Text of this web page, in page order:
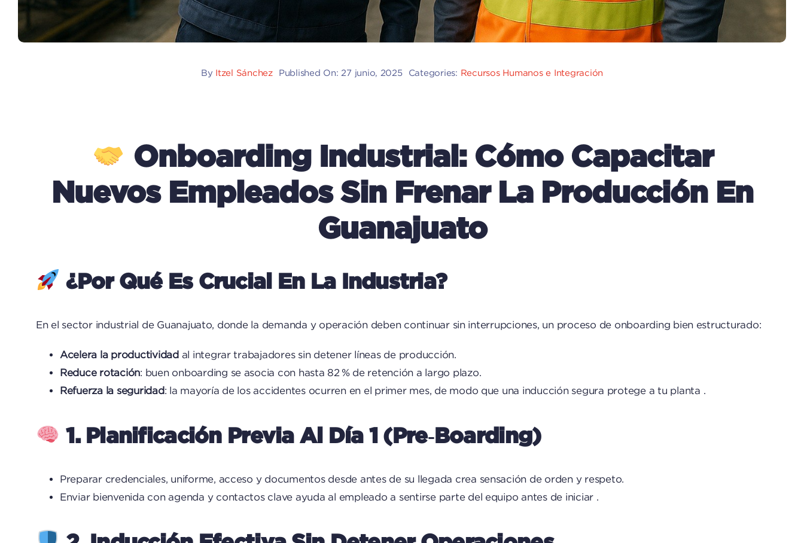
By Itzel Sánchez Published On: 27 junio, 2025 Categories: Recursos Humanos e Integración
Onboarding Industrial: Cómo Capacitar
Nuevos Empleados Sin Frenar La Producción En
Guanajuato
¿Por Qué Es Crucial En La Industria?
En el sector industrial de Guanajuato, donde la demanda y operación deben continuar sin interrupciones, un proceso de onboarding bien estructurado:
Acelera la productividad al integrar trabajadores sin detener líneas de producción.
Reduce rotación: buen onboarding se asocia con hasta 82 % de retención a largo plazo.
Refuerza la seguridad: la mayoría de los accidentes ocurren en el primer mes, de modo que una inducción segura protege a tu planta .
1. Planificación Previa Al Día 1 (Pre‑boarding)
Preparar credenciales, uniforme, acceso y documentos desde antes de su llegada crea sensación de orden y respeto.
Enviar bienvenida con agenda y contactos clave ayuda al empleado a sentirse parte del equipo antes de iniciar .